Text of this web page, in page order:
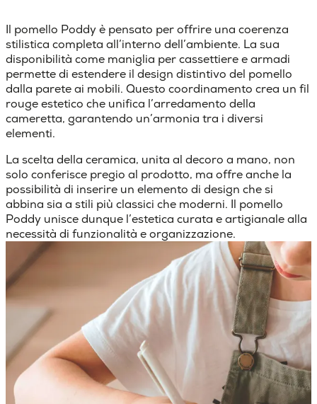
Il pomello Poddy è pensato per offrire una coerenza
stilistica completa all’interno dell’ambiente. La sua
disponibilità come maniglia per cassettiere e armadi
permette di estendere il design distintivo del pomello
dalla parete ai mobili. Questo coordinamento crea un fil
rouge estetico che unifica l’arredamento della
cameretta, garantendo un’armonia tra i diversi
elementi.
La scelta della ceramica, unita al decoro a mano, non
solo conferisce pregio al prodotto, ma offre anche la
possibilità di inserire un elemento di design che si
abbina sia a stili più classici che moderni. Il pomello
Poddy unisce dunque l’estetica curata e artigianale alla
necessità di funzionalità e organizzazione.